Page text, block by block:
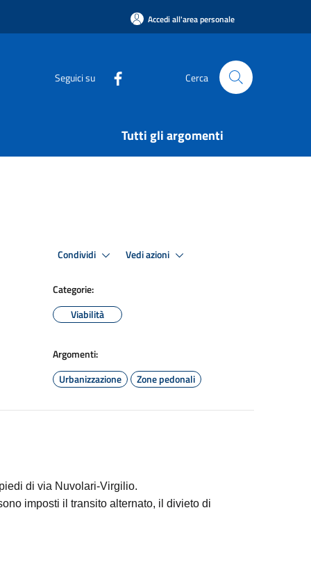
Accedi all'area personale
Seguici su Cerca
Tutti gli argomenti
Condividi Vedi azioni
Categorie:
Viabilità
Argomenti:
Urbanizzazione
Zone pedonali
di via Nuvolari-Virgilio.
imposti il transito alternato, il divieto di